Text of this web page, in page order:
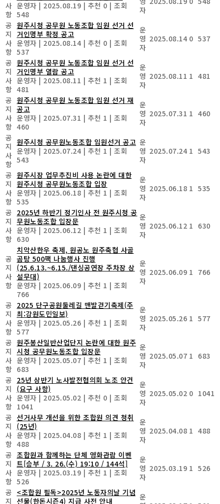
사
항
운영자 | 2025.08.19 | 추천 0 | 조회
548
자
공
지
사
항
원주시청 공무원 노동조합 임원 선거 선
거인명부 확정 공고
운영자 | 2025.08.14 | 추천 0 | 조회
537
운
영
자
2025.08.14 0 537
공
지
사
항
원주시청 공무원 노동조합 임원 선거 선
거인명부 열람 공고
운영자 | 2025.08.11 | 추천 1 | 조회
481
운
영
자
2025.08.11 1 481
공
지
사
항
원주시청 공무원 노동조합 임원 선거 재
공고
운영자 | 2025.07.31 | 추천 1 | 조회
460
운
영
자
2025.07.31 1 460
공
지
사
항
원주시청 공무원노동조합 임원선거 공고
운영자 | 2025.07.24 | 추천 1 | 조회
543
운
영
자
2025.07.24 1 543
공
지
사
항
원주시장 업무추진비 사용 논란에 대한
원주시청 공무원노동조합 입장
운영자 | 2025.06.18 | 추천 1 | 조회
535
운
영
자
2025.06.18 1 535
공
지
사
항
2025년 하반기 정기인사 전 원주시청 공
무원노동조합 입장문
운영자 | 2025.06.12 | 추천 1 | 조회
630
운
영
자
2025.06.12 1 630
공
지
사
항
치악산한우 축제, 원공노 원주축협 사골
곰탕 500팩 나눔행사 진행
(25.6.13.~6.15./댄싱공연장 주차장 상
설무대)
운영자 | 2025.06.09 | 추천 1 | 조회
766
운
영
자
2025.06.09 1 766
공
지
사
항
2025 단구공원둘레길 맨발걷기축제(주
최:강원도민일보)
운영자 | 2025.05.26 | 추천 1 | 조회
577
운
영
자
2025.05.26 1 577
공
지
사
항
원주봉산일반산업단지 논란에 대한 원주
시청 공무원노동조합 입장문
운영자 | 2025.05.07 | 추천 1 | 조회
683
운
영
자
2025.05.07 1 683
공
지
사
항
25년 상반기 노사발전협의회 노조 안건
(요구 사항)
운영자 | 2025.05.02 | 추천 0 | 조회
1041
운
영
자
2025.05.02 0 1041
공
지
사
항
선거사무 개선을 위한 조합원 의견 청취
(25년)
운영자 | 2025.04.08 | 추천 1 | 조회
488
운
영
자
2025.04.08 1 488
공
지
사
항
조합원과 함께하는 단체 영화관람 이벤
트[승부 / 3. 26.(수) 19:10 / 144석]
운영자 | 2025.03.19 | 추천 1 | 조회
526
운
영
자
2025.03.19 1 526
공
지
<조합원 필독>2025년 노동자의날 기념
선물(한돈시즌4) 지급 사전 안내
운